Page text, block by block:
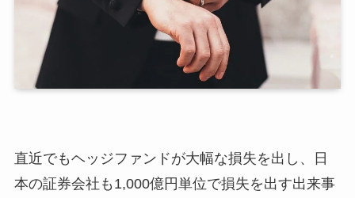
直近でもヘッジファンドが大幅な損失を出し、日
本の証券会社も1,000億円単位で損失を出す出来事